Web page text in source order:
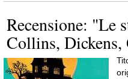
Recensione: "Le
Collins, Dickens,